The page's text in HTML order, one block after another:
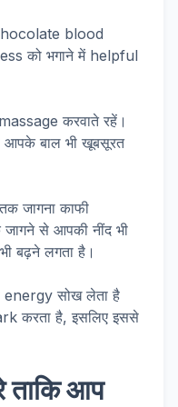
blood
को भगाने में helpful
करवाते रहें।
आपके बाल भी खूबसूरत
जागना काफी
से आपकी नींद भी
बढ़ने लगता है।
सोख लेता है
करता है, इसलिए इससे
ताकि आप